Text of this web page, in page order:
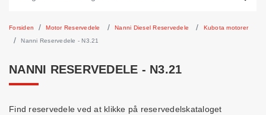
Forsiden Motor Reservedele Nanni Diesel Reservedele
Kubota motorer
Nanni Reservedele - N3.21
NANNI RESERVEDELE - N3.21
Find reservedele ved at klikke på reservedelskataloget